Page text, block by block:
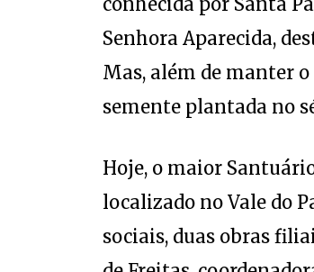
Senhora Aparecida,
Mas, além de manter
semente plantada no
localizado no Vale do
sociais, duas obras
de Freitas,